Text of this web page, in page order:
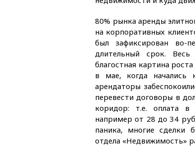
80% рынка аренды
на корпоративных
был зафиксирован во-
длительный срок.
благостная картина
в мае, когда начались
арендаторы
перевести договоры в
коридор: т.е. оплата
например от 28 до 34
паника, многие сделки
отдела «Недвижимость»